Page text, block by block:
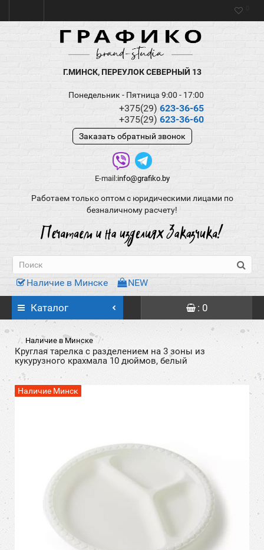
Г.МИНСК, ПЕРЕУЛОК СЕВЕРНЫЙ 13
Понедельник - Пятница 9:00 - 17:00
+375(29) 623-36-65
+375(29) 623-36-60
Заказать обратный звонок
E-mail:info@grafiko.by
Работаем только оптом с юридическими лицами по
безналичному расчету!
Наличие в Минске NEW
Каталог : 0
Наличие в Минске
Круглая тарелка с разделением на 3 зоны из
кукурузного крахмала 10 дюймов, белый
Наличие Минск